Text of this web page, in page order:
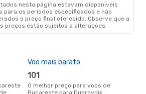
nesta página estavam disponíveis
para os períodos especificados e não
o preço final oferecido. Observe que a
preços estão sujeitos a alterações.
Voo mais barato
101
O melhor preço para voos de
Bucareste para Dubrovnik